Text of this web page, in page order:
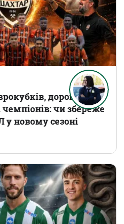
дорогі
чи збереже
новому сезоні